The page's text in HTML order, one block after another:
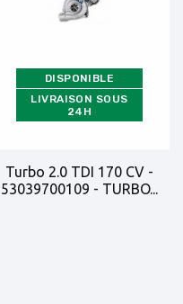
DISPONIBLE
LIVRAISON SOUS
24H
Turbo 2.0 TDI 170 CV -
53039700109 - TURBO...